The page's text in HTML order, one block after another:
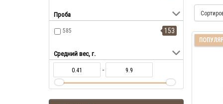
Проба
585 153
Средний вес, г.
-